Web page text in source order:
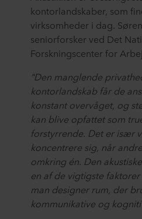
kontorlandskaber, som
virksomheder i dag.
seniorforsker ved Det
Forskningscenter for
"Den manglende
kontorlandskab får de
konstant overvåget, og
kan blive opfattet som
forstyrrende. Det er især
koncentrere sig, når
omkring én. Den
en af de vigtigste
man designer rum, der
kommunikative og